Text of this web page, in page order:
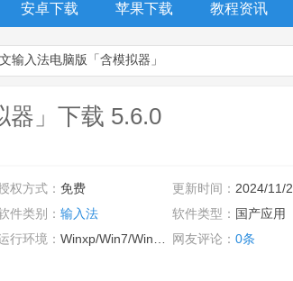
安卓下载 苹果下载 教程资讯
输入法电脑版「含模拟器」
器」下载 5.6.0
权方式： 免费 更新时间： 2024/11/2
件类别： 输入法 软件类型： 国产应用
行环境： Winxp/Win7/Win10/Win11 网友评论：0条